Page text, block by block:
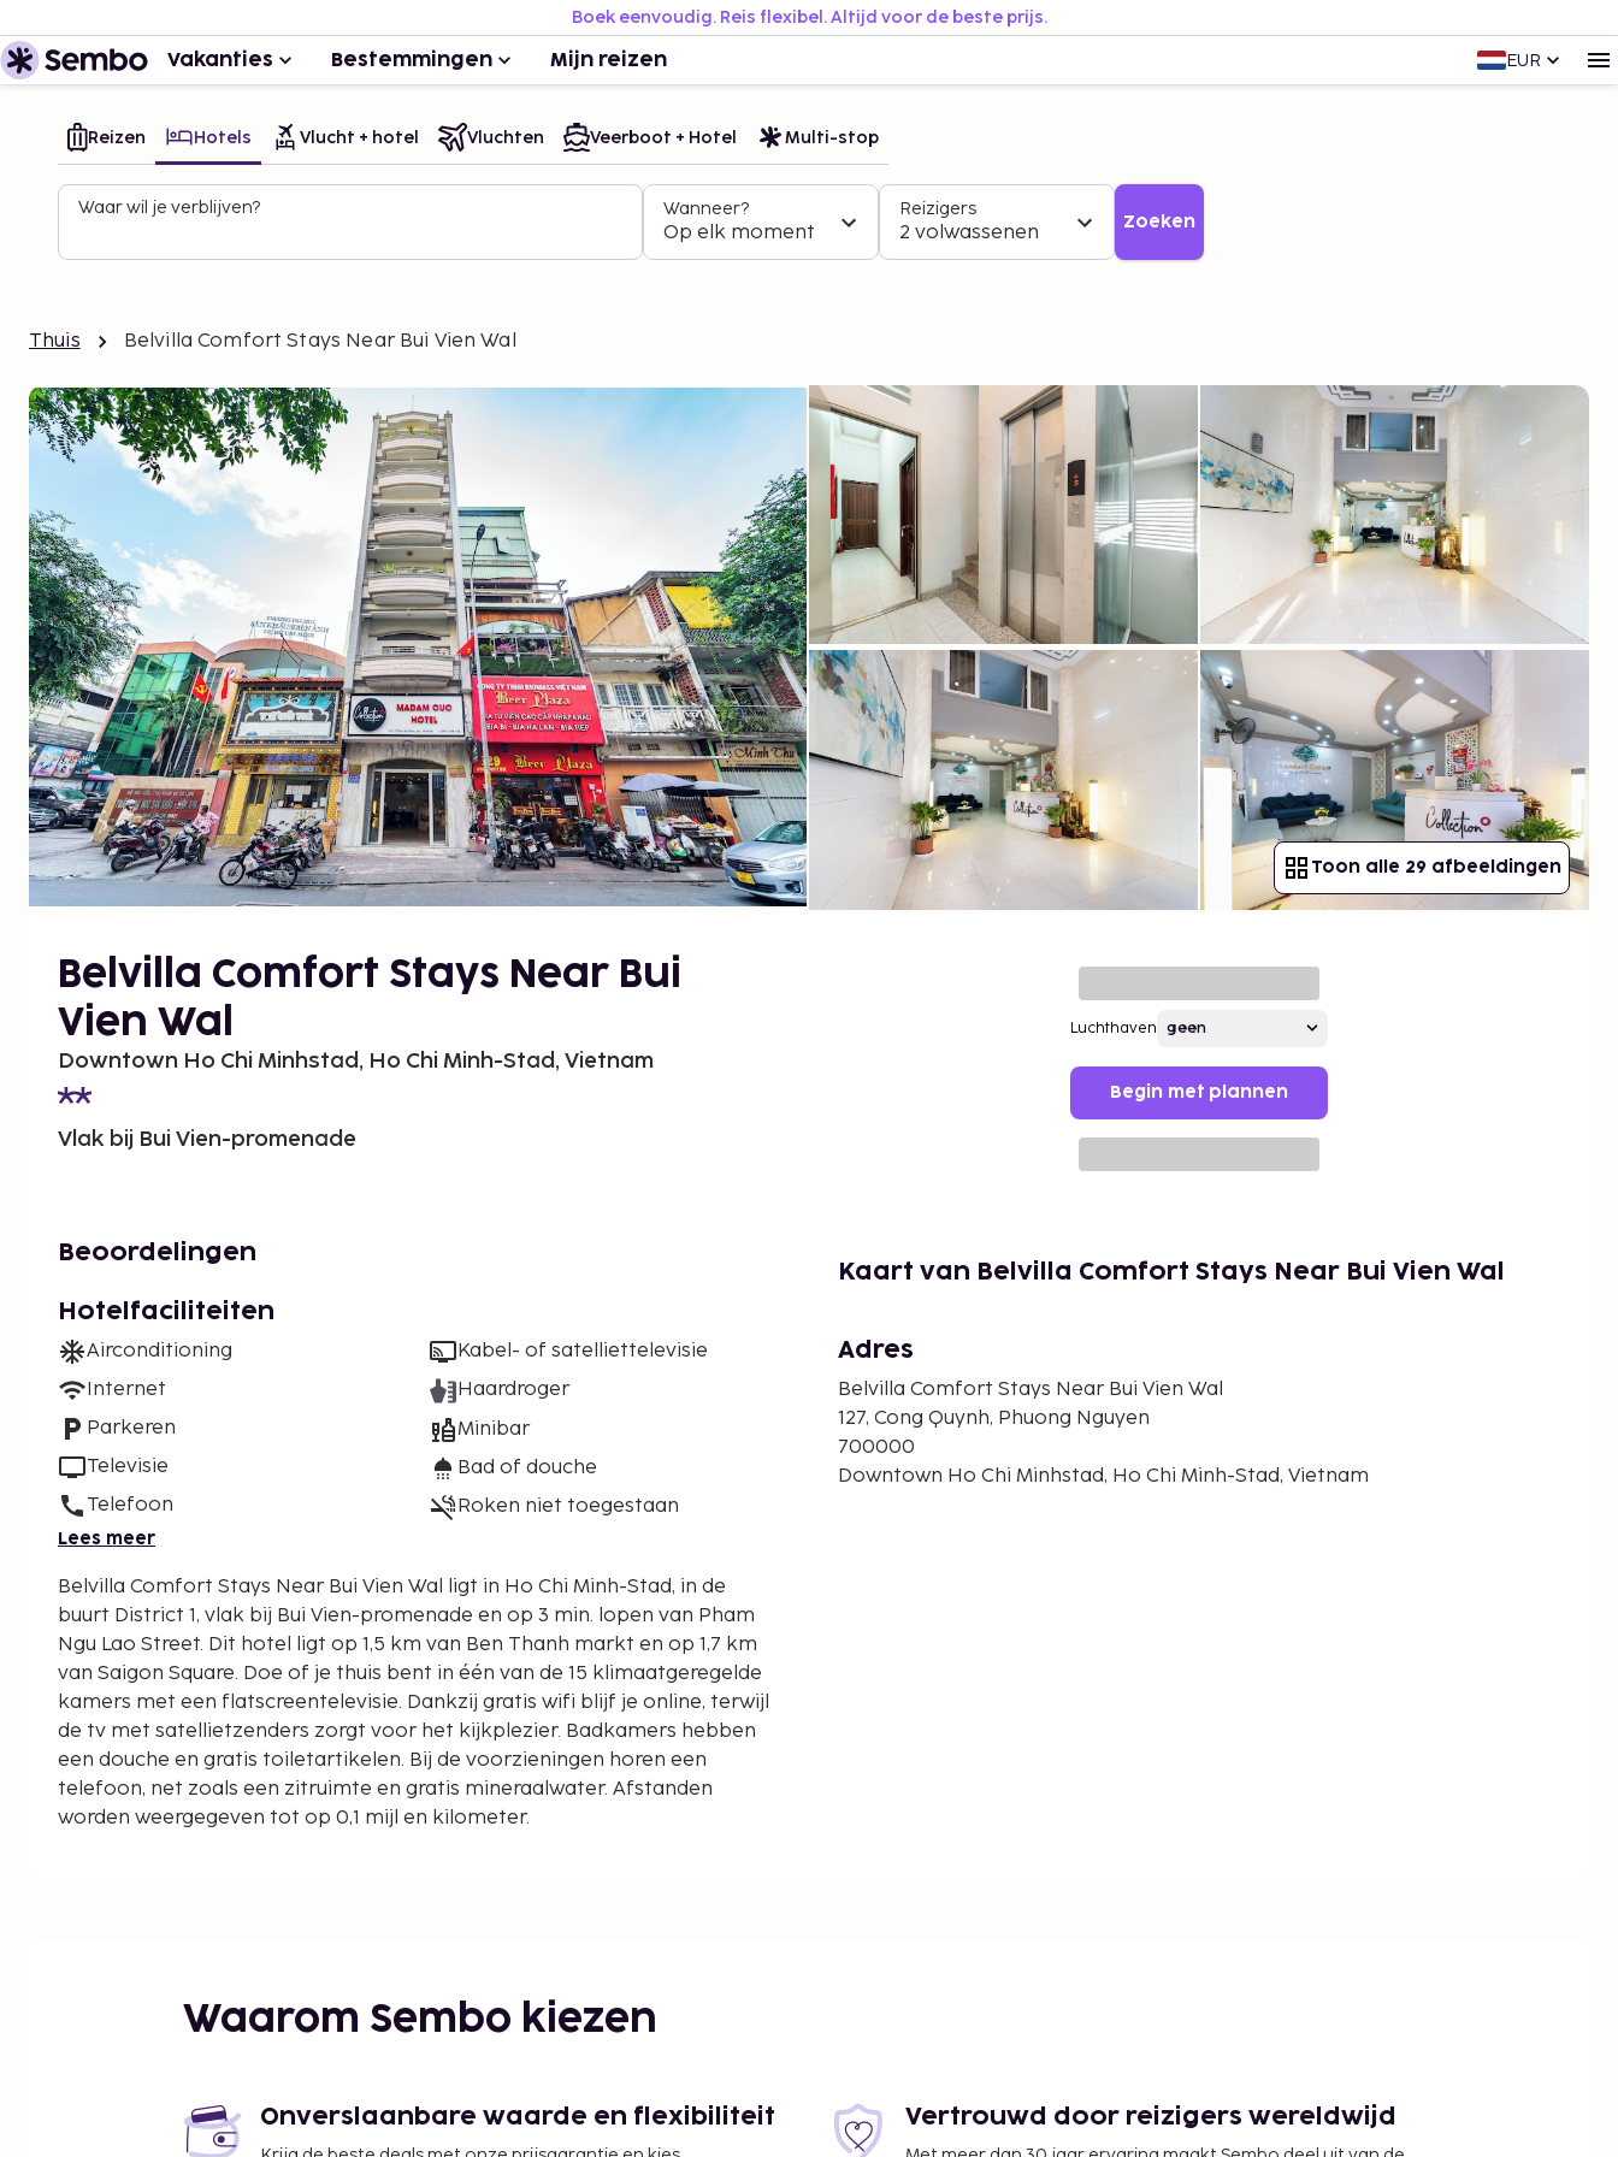
Boek eenvoudig. Reis flexibel. Altijd voor de beste prijs.
Vakanties Bestemmingen Mijn reizen EUR
Reizen Hotels Vlucht + hotel Vluchten Veerboot + Hotel Multi-stop
Waar wil je verblijven? Wanneer?
Op elk moment
Reizigers
2 volwassenen Zoeken
Thuis Belvilla Comfort Stays Near Bui Vien Wal
Toon alle 29 afbeeldingen
Belvilla Comfort Stays Near Bui
Vien Wal
Downtown Ho Chi Minhstad, Ho Chi Minh-Stad, Vietnam
Vlak bij Bui Vien-promenade
Luchthaven
Begin met plannen
Beoordelingen
Hotelfaciliteiten
Airconditioning
Internet
Parkeren
Televisie
Telefoon
Kabel- of satelliettelevisie
Haardroger
Minibar
Bad of douche
Roken niet toegestaan
Lees meer
Belvilla Comfort Stays Near Bui Vien Wal ligt in Ho Chi Minh-Stad, in de
buurt District 1, vlak bij Bui Vien-promenade en op 3 min. lopen van Pham
Ngu Lao Street. Dit hotel ligt op 1,5 km van Ben Thanh markt en op 1,7 km
van Saigon Square. Doe of je thuis bent in één van de 15 klimaatgeregelde
kamers met een flatscreentelevisie. Dankzij gratis wifi blijf je online, terwijl
de tv met satellietzenders zorgt voor het kijkplezier. Badkamers hebben
een douche en gratis toiletartikelen. Bij de voorzieningen horen een
telefoon, net zoals een zitruimte en gratis mineraalwater. Afstanden
worden weergegeven tot op 0,1 mijl en kilometer.
Tao Dan Park - 1,1 km
Galaxy Nguyen Du - 1,4 km
Saigon Square - 1,6 km
Benthanh Street Food Market - 1,7 km
Kaart van Belvilla Comfort Stays Near Bui Vien Wal
Adres
Belvilla Comfort Stays Near Bui Vien Wal
127, Cong Quynh, Phuong Nguyen
700000
Downtown Ho Chi Minhstad, Ho Chi Minh-Stad, Vietnam
Waarom Sembo kiezen
Onverslaanbare waarde en flexibiliteit Vertrouwd door reizigers wereldwijd